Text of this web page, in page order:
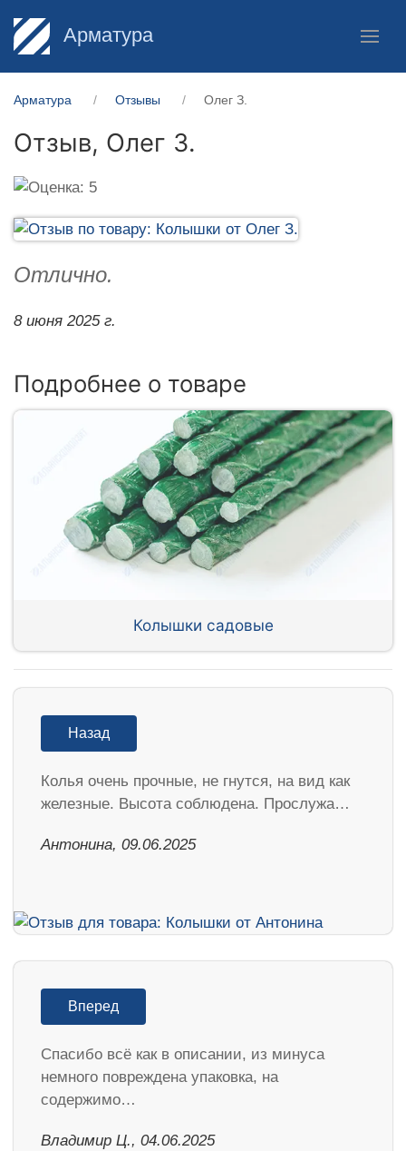
Арматура
Арматура Отзывы Олег З.
Отзыв, Олег З.
Отлично.
8 июня 2025 г.
Подробнее о товаре
Колышки садовые
Назад
Колья очень прочные, не гнутся, на вид как
железные. Высота соблюдена. Прослужа…
Антонина, 09.06.2025
Вперед
Спасибо всё как в описании, из минуса
немного повреждена упаковка, на
содержимо…
Владимир Ц., 04.06.2025